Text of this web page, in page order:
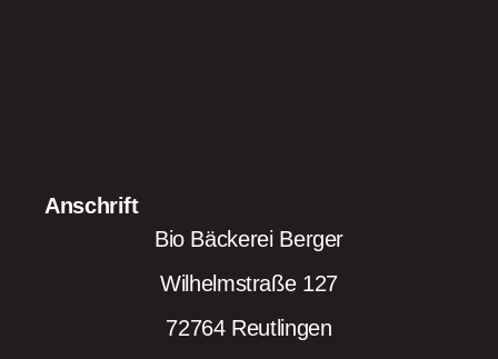
Anschrift
Bio Bäckerei Berger
Wilhelmstraße 127
72764 Reutlingen